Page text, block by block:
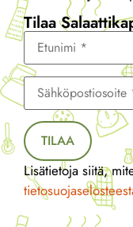
Tilaa
TILAA
Lisätietoja siitä,